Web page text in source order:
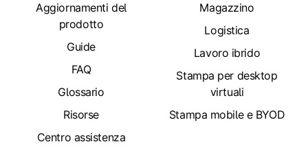
Aggiornamenti del
prodotto
Guide
FAQ
Glossario
Risorse
Centro assistenza
Magazzino
Logistica
Lavoro ibrido
Stampa per desktop
virtuali
Stampa mobile e BYOD